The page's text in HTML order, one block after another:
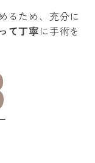
るため、充分に
て丁寧に手術を